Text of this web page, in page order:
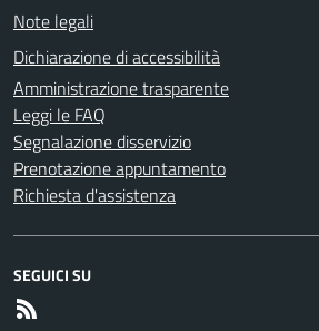
Note legali
Dichiarazione di accessibilità
Amministrazione trasparente
Leggi le FAQ
Segnalazione disservizio
Prenotazione appuntamento
Richiesta d'assistenza
SEGUICI SU